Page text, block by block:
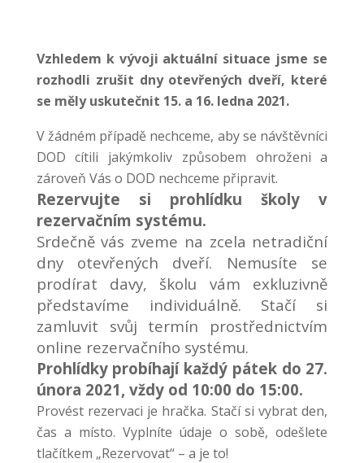
Vzhledem k vývoji aktuální situace jsme se
rozhodli zrušit dny otevřených dveří, které
se měly uskutečnit 15. a 16. ledna 2021.
V žádném případě nechceme, aby se návštěvníci
DOD cítili jakýmkoliv způsobem ohroženi a
zároveň Vás o DOD nechceme připravit.
Rezervujte si prohlídku školy v
rezervačním systému.
Srdečně vás zveme na zcela netradiční
dny otevřených dveří. Nemusíte se
prodírat davy, školu vám exkluzivně
představíme individuálně. Stačí si
zamluvit svůj termín prostřednictvím
online rezervačního systému.
Prohlídky probíhají každý pátek do 27.
února 2021, vždy od 10:00 do 15:00.
Provést rezervaci je hračka. Stačí si vybrat den,
čas a místo. Vyplníte údaje o sobě, odešlete
tlačítkem „Rezervovat“ – a je to!